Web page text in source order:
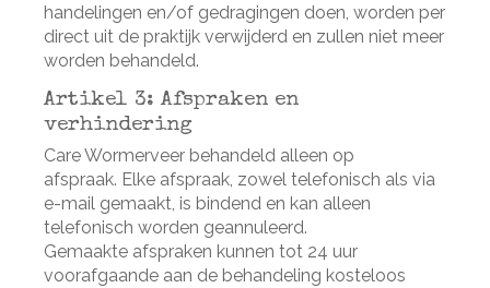
handelingen en/of gedragingen doen, worden per
direct uit de praktijk verwijderd en zullen niet meer
worden behandeld.
Artikel 3: Afspraken en
verhindering
Care Wormerveer behandeld alleen op
afspraak. Elke afspraak, zowel telefonisch als via
e-mail gemaakt, is bindend en kan alleen
telefonisch worden geannuleerd.
Gemaakte afspraken kunnen tot 24 uur
voorafgaande aan de behandeling kosteloos